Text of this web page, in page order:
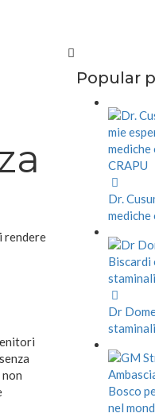
rendere
Popular
Dr.
mediche
Dr
staminali